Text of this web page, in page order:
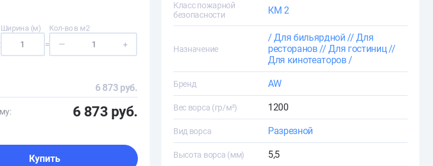
Ширина (м)
=
Кол-во в м2
— +
6 873 руб.
6 873 руб.
Купить
Класс пожарной
безопасности
КМ 2
Назначение
/ Для бильярдной // Для
ресторанов // Для гостиниц //
Для кинотеаторов /
Бренд AW
Вес ворса (гр/м²) 1200
Вид ворса Разрезной
Высота ворса (мм) 5,5